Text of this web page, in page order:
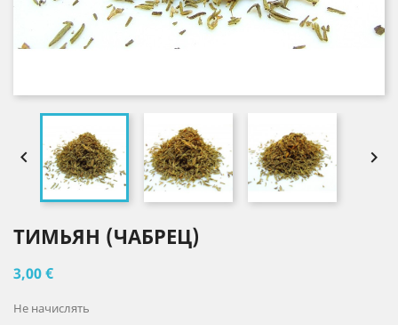
 
ТИМЬЯН (ЧАБРЕЦ)
3,00 €
Не начислять